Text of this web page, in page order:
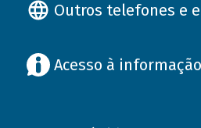
Outros telefones e
Acesso à informação